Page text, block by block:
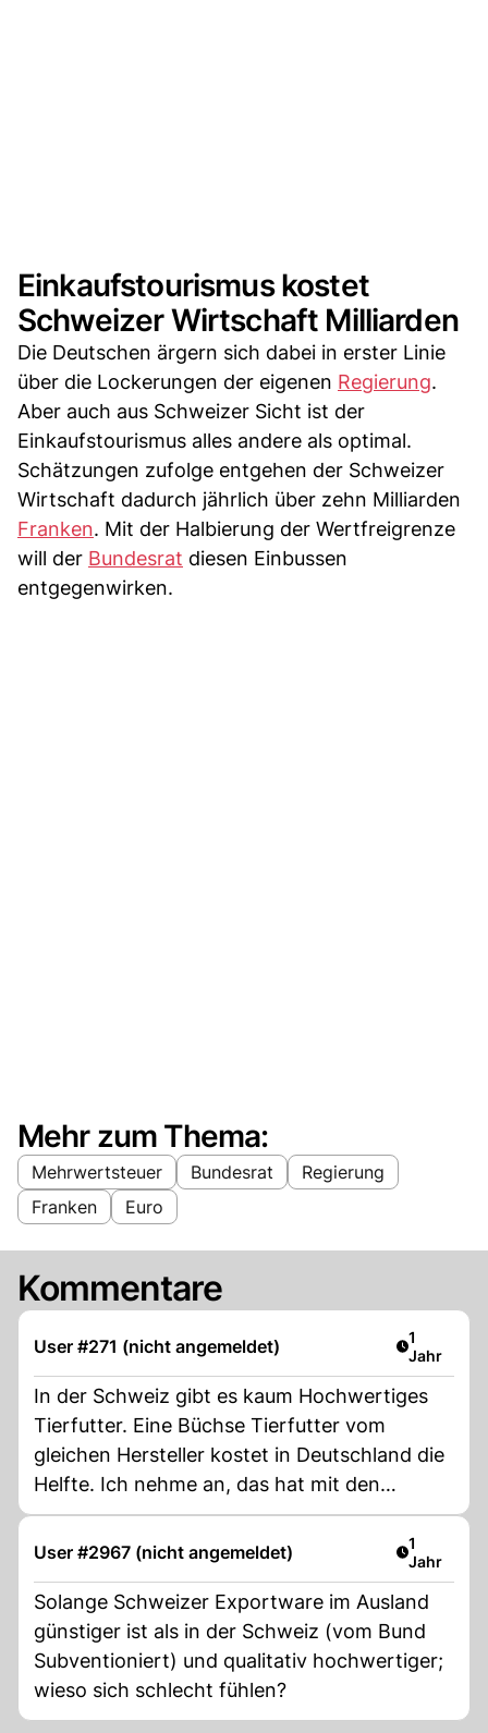
Einkaufstourismus kostet
Schweizer Wirtschaft Milliarden
Die Deutschen ärgern sich dabei in erster Linie
über die Lockerungen der eigenen Regierung.
Aber auch aus Schweizer Sicht ist der
Einkaufstourismus alles andere als optimal.
Schätzungen zufolge entgehen der Schweizer
Wirtschaft dadurch jährlich über zehn Milliarden
Franken. Mit der Halbierung der Wertfreigrenze
will der Bundesrat diesen Einbussen
entgegenwirken.
Mehr zum Thema:
Mehrwertsteuer Bundesrat
Regierung
Franken
Euro
Kommentare
User #271 (nicht angemeldet) Artikel
1
Jahr
In der Schweiz gibt es kaum Hochwertiges
Tierfutter. Eine Büchse Tierfutter vom
gleichen Hersteller kostet in Deutschland die
Helfte. Ich nehme an, das hat mit den
Landwirten zu tun, die Ihre Schlachtabfälle
noch vergolden wollen.
User #2967 (nicht angemeldet) Artikel
1
Jahr
Solange Schweizer Exportware im Ausland
günstiger ist als in der Schweiz (vom Bund
Subventioniert) und qualitativ hochwertiger;
wieso sich schlecht fühlen?